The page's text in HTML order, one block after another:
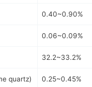
0.40~0.90%
0.06~0.09%
32.2~33.2%
quartz) 0.25~0.45%